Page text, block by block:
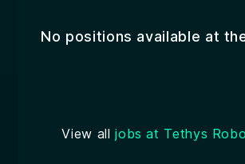
No positions available at
View alljobs at Tethys